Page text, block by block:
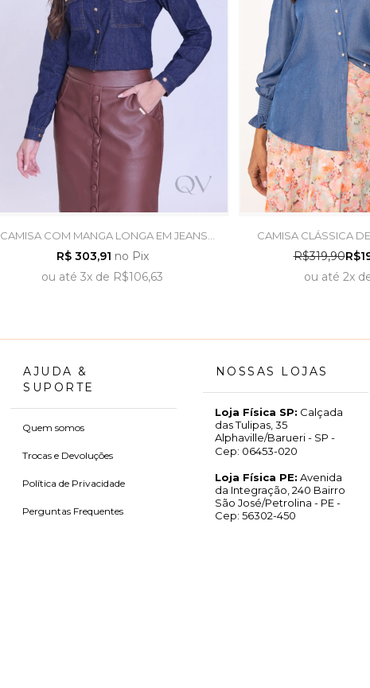
CAMISA COM MANGA LONGA EM JEANS
ESCURO - HAPUK
R$ 303,91 no Pix
ou até 3x de R$106,63
CAMISA CLÁSSICA
JEANS
R$319,90
ou até 2x
AJUDA &
SUPORTE
Quem somos
Trocas e Devoluções
Política de Privacidade
Perguntas Frequentes
NOSSAS LOJAS
Loja Física SP: Calçada
das Tulipas, 35
Alphaville/Barueri - SP -
Cep: 06453-020
Loja Física PE: Avenida
da Integração, 240 Bairro
São José/Petrolina - PE -
Cep: 56302-450